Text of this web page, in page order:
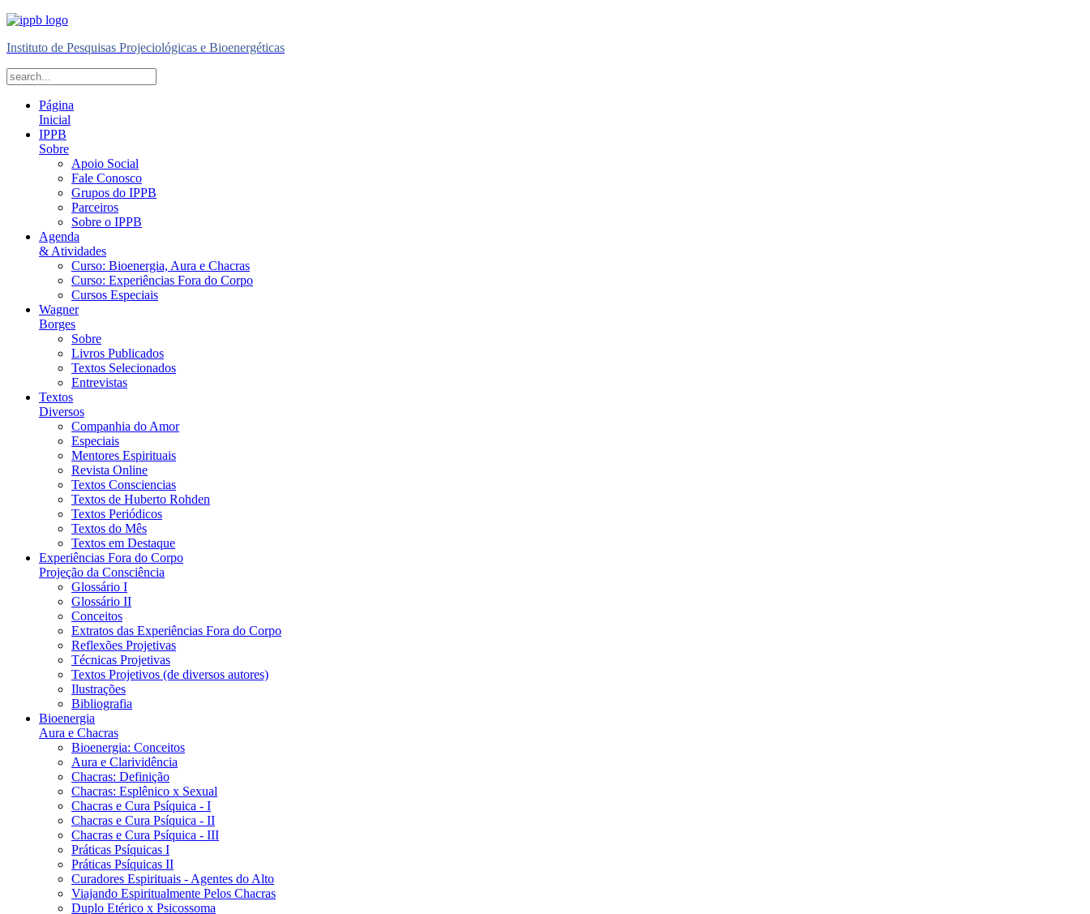
Instituto de Pesquisas Projeciológicas e Bioenergéticas
Página
Inicial
IPPB
Sobre
Apoio Social
Fale Conosco
Grupos do IPPB
Parceiros
Sobre o IPPB
Agenda
& Atividades
Curso: Bioenergia, Aura e Chacras
Curso: Experiências Fora do Corpo
Cursos Especiais
Wagner
Borges
Sobre
Livros Publicados
Textos Selecionados
Entrevistas
Textos
Diversos
Companhia do Amor
Especiais
Mentores Espirituais
Revista Online
Textos Consciencias
Textos de Huberto Rohden
Textos Periódicos
Textos do Mês
Textos em Destaque
Experiências Fora do Corpo
Projeção da Consciência
Glossário I
Glossário II
Conceitos
Extratos das Experiências Fora do Corpo
Reflexões Projetivas
Técnicas Projetivas
Textos Projetivos (de diversos autores)
Ilustrações
Bibliografia
Bioenergia
Aura e Chacras
Bioenergia: Conceitos
Aura e Clarividência
Chacras: Definição
Chacras: Esplênico x Sexual
Chacras e Cura Psíquica - I
Chacras e Cura Psíquica - II
Chacras e Cura Psíquica - III
Práticas Psíquicas I
Práticas Psíquicas II
Curadores Espirituais - Agentes do Alto
Viajando Espiritualmente Pelos Chacras
Duplo Etérico x Psicossoma